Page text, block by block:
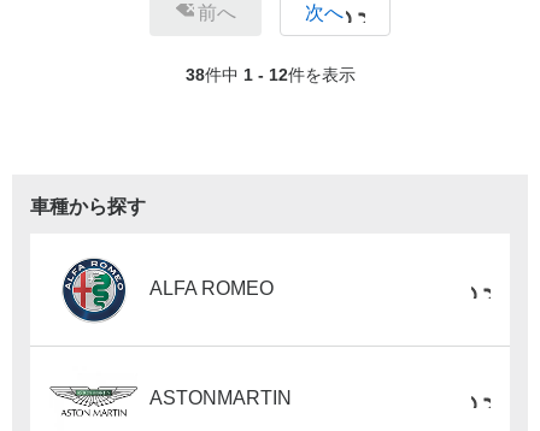
前へ 次へ
38件中 1 - 12件を表示
車種から探す
ALFA ROMEO
ASTONMARTIN